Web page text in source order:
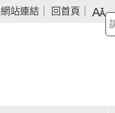
網站連結 回首頁
字
級
大
關
鍵